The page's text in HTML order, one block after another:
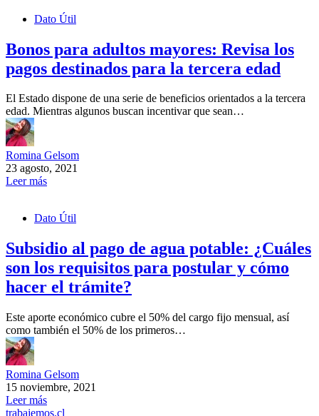
Dato Útil
Bonos para adultos mayores: Revisa los
pagos destinados para la tercera edad
El Estado dispone de una serie de beneficios orientados a la tercera
edad. Mientras algunos buscan incentivar que sean…
Romina Gelsom
23 agosto, 2021
Leer más
Dato Útil
Subsidio al pago de agua potable: ¿Cuáles
son los requisitos para postular y cómo
hacer el trámite?
Este aporte económico cubre el 50% del cargo fijo mensual, así
como también el 50% de los primeros…
Romina Gelsom
15 noviembre, 2021
Leer más
trabajemos.cl